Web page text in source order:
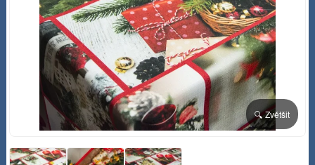
🔍 Zvětšit